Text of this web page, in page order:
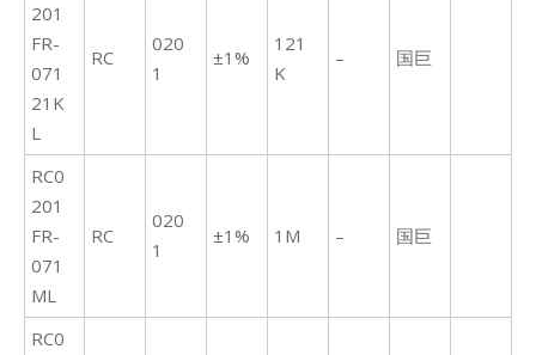
201
FR-
071
21K
L
RC
020
1
±1%
121
K
– 国巨
RC0
201
FR-
071
ML
RC
020
1
±1% 1M – 国巨
RC0